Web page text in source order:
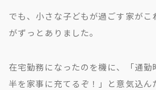
でも、小さな子どもが過ごす家が
がずっとありました。
在宅勤務になったのを機に、「通
半を家事に充てるぞ！」と意気込ん